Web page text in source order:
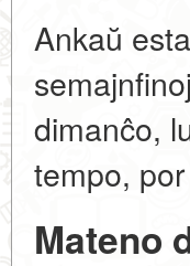
Ankaŭ
dimanĉo,
tempo,
Mateno